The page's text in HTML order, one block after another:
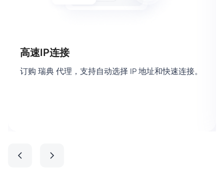
高速IP连接
订购 瑞典 代理，支持自动选择 IP 地址和快速连接。